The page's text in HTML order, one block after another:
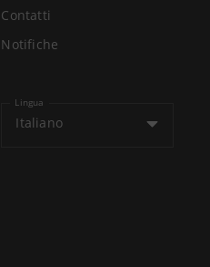
Contatti
Notifiche
Lingua
Italiano